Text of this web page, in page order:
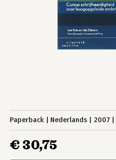
Paperback Nederlands 2007
€ 30,75